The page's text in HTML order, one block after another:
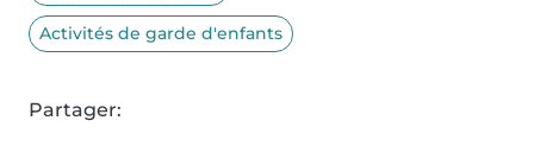
Activités de garde d'enfants
Partager: